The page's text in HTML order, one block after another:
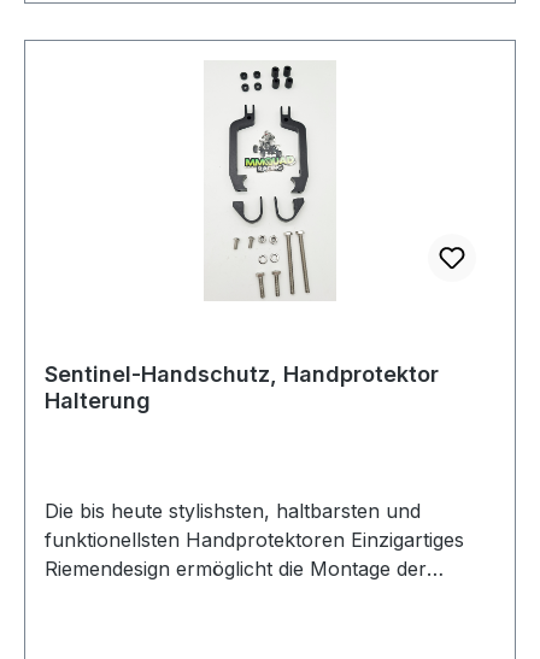
Sentinel-Handschutz, Handprotektor
Halterung
Die bis heute stylishsten, haltbarsten und
funktionellsten Handprotektoren Einzigartiges
Riemendesign ermöglicht die Montage der